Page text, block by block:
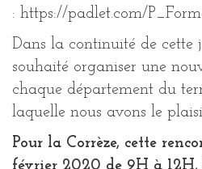
: https://padlet.com/
Dans la continuité de cette
souhaité organiser une
chaque département du
laquelle nous avons le
Pour la Corrèze, cette
février 2020 de 9H à 12H,